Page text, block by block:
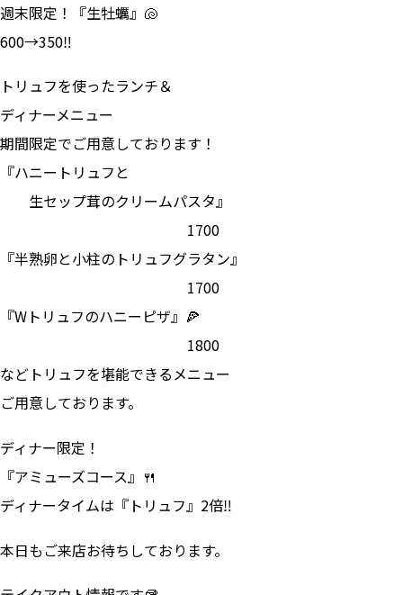
週末限定！『生牡蠣』🐚
600→350‼
トリュフを使ったランチ＆
ディナーメニュー
期間限定でご用意しております！
『ハニートリュフと
生セップ茸のクリームパスタ』
1700
『半熟卵と小柱のトリュフグラタン』
1700
『Wトリュフのハニーピザ』🍕
1800
などトリュフを堪能できるメニュー
ご用意しております。
ディナー限定！
『アミューズコース』🍴
ディナータイムは『トリュフ』2倍‼
本日もご来店お待ちしております。